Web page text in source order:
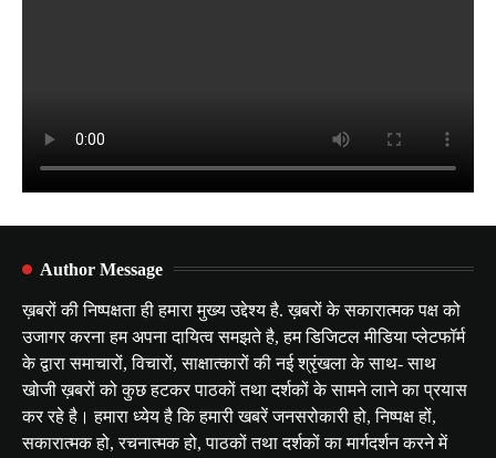
Author Message
ख़बरों की निष्पक्षता ही हमारा मुख्य उद्देश्य है. ख़बरों के सकारात्मक पक्ष को
उजागर करना हम अपना दायित्व समझते है, हम डिजिटल मीडिया प्लेटफॉर्म
के द्वारा समाचारों, विचारों, साक्षात्कारों की नई श्रृंखला के साथ- साथ
खोजी ख़बरों को कुछ हटकर पाठकों तथा दर्शकों के सामने लाने का प्रयास
कर रहे है। हमारा ध्येय है कि हमारी खबरें जनसरोकारी हो, निष्पक्ष हों,
सकारात्मक हो, रचनात्मक हो, पाठकों तथा दर्शकों का मार्गदर्शन करने में